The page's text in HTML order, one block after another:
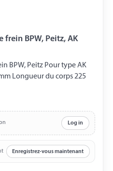
BPW, Peitz, AK
BPW, Peitz Pour type AK
Longueur du corps 225
Log in
Enregistrez-vous maintenant